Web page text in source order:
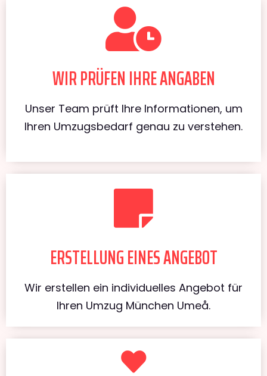
WIR PRÜFEN IHRE ANGABEN
Unser Team prüft Ihre Informationen, um
Ihren Umzugsbedarf genau zu verstehen.
ERSTELLUNG EINES ANGEBOT
Wir erstellen ein individuelles Angebot für
Ihren Umzug München Umeå.